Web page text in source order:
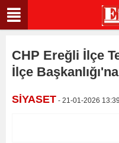
CHP Ereğli İlçe
İlçe
SİYASET - 21-01-2026 13:39